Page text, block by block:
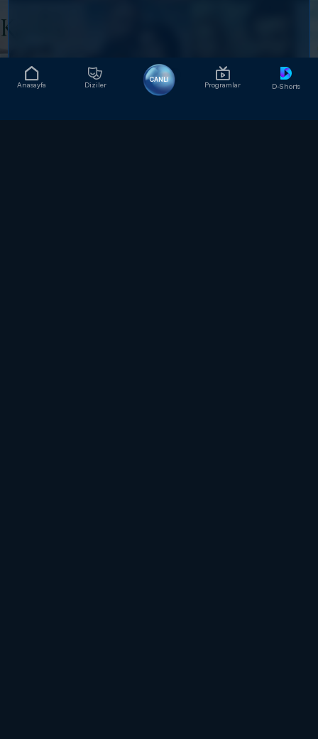
Anasayfa Diziler
CANLI
Programlar D-Shorts